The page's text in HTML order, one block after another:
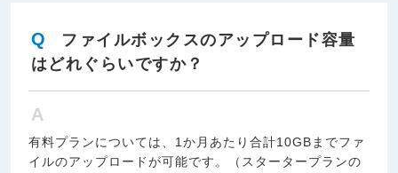
Q
ファイルボックスのアップロード容量
はどれぐらいですか？
A
有料プランについては、1か月あたり合計10GBまでファ
イルのアップロードが可能です。（スタータープランの